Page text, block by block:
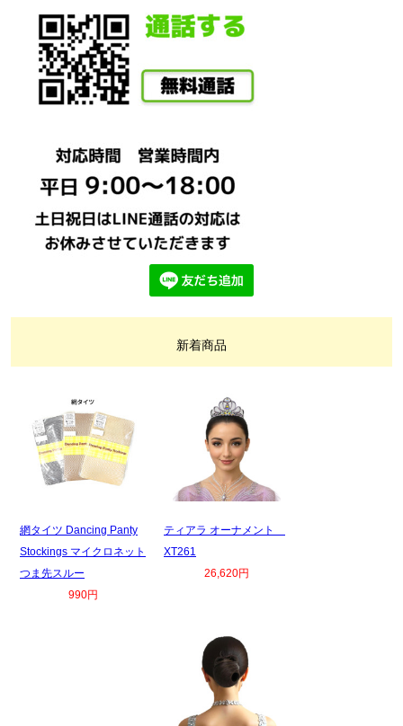
新着商品
網タイツ Dancing Panty
Stockings マイクロネット
つま先スルー
990円
ティアラ オーナメント
XT261
26,620円